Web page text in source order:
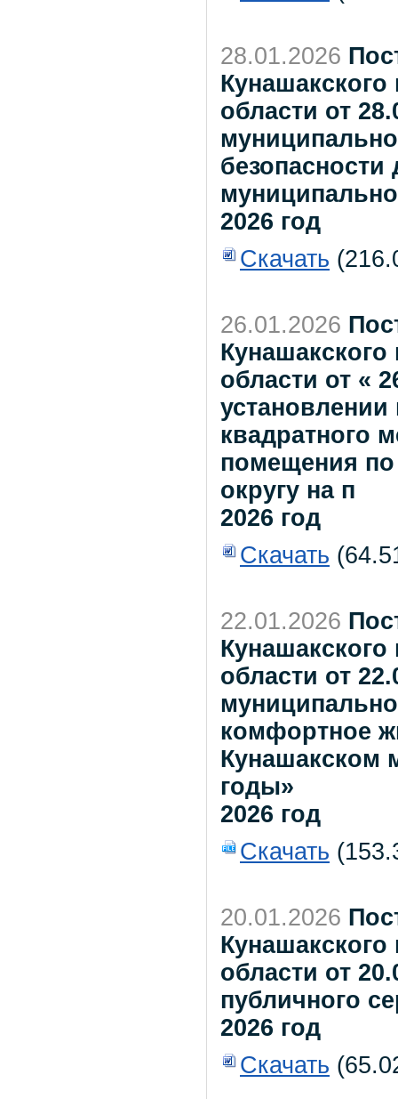
28.01.2026
области от
2026 год
Скачать
26.01.2026
области от «
квадратного
помещения
округу на п
2026 год
Скачать
22.01.2026
области от
комфортное
Кунашакском
годы»
2026 год
Скачать
20.01.2026
области от
публичного
2026 год
Скачать